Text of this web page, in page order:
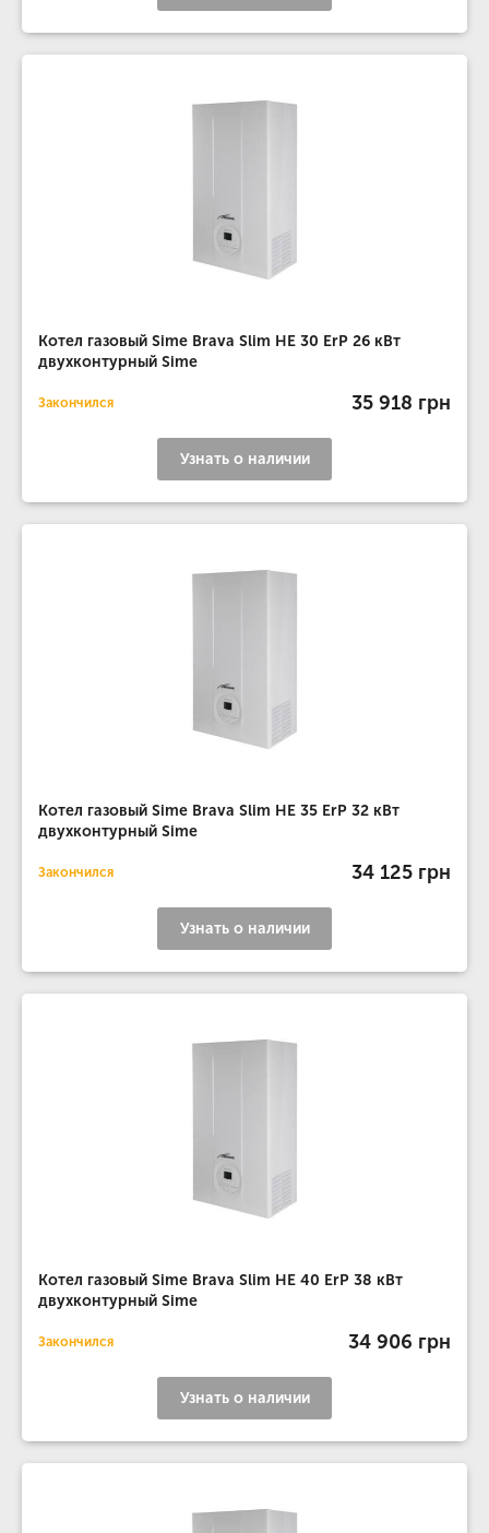
Котел газовый Sime Brava Slim HE 30 ErP 26 кВт
двухконтурный Sime
Закончился 35 918 грн
Узнать о наличии
Котел газовый Sime Brava Slim HE 35 ErP 32 кВт
двухконтурный Sime
Закончился 34 125 грн
Узнать о наличии
Котел газовый Sime Brava Slim HE 40 ErP 38 кВт
двухконтурный Sime
Закончился 34 906 грн
Узнать о наличии